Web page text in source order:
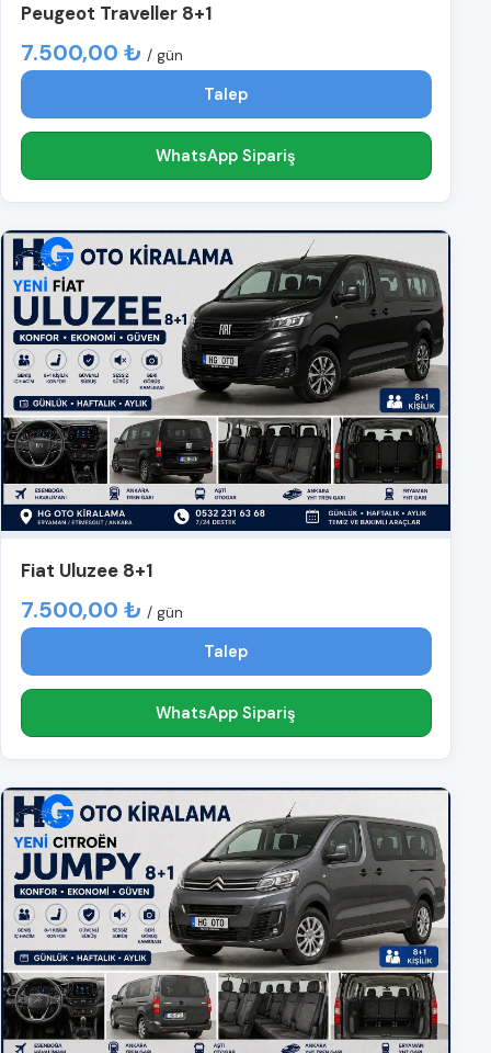
Peugeot Traveller 8+1
7.500,00 ₺ / gün
Talep
WhatsApp Sipariş
Fiat Uluzee 8+1
7.500,00 ₺ / gün
Talep
WhatsApp Sipariş